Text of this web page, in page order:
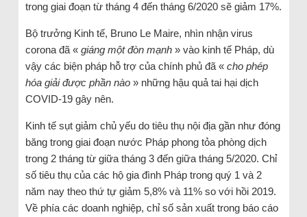
trong giai đoạn từ tháng 4 đến tháng 6/2020 sẽ giảm 17%.
Bộ trưởng Kinh tế, Bruno Le Maire, nhìn nhận virus
corona đã « giáng một đòn mạnh» vào kinh tế Pháp, dù
vậy các biện pháp hỗ trợ của chính phủ đã « cho phép
hóa giải được phần nào» những hậu quả tai hại dịch
COVID-19 gây nên.
Kinh tế sụt giảm chủ yếu do tiêu thụ nội địa gần như đóng
băng trong giai đoạn nước Pháp phong tỏa phòng dịch
trong 2 tháng từ giữa tháng 3 đến giữa tháng 5/2020. Chỉ
số tiêu thụ của các hộ gia đình Pháp trong quý 1 và 2
năm nay theo thứ tự giảm 5,8% và 11% so với hồi 2019.
Về phía các doanh nghiệp, chỉ số sản xuất trong báo cáo